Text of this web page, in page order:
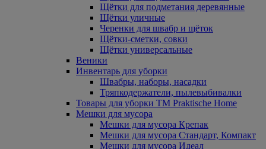
Щётки для подметания деревянные
Щётки уличные
Черенки для швабр и щёток
Щётки-сметки, совки
Щётки универсальные
Веники
Инвентарь для уборки
Швабры, наборы, насадки
Тряпкодержатели, пылевыбивалки
Товары для уборки ТМ Praktische Home
Мешки для мусора
Мешки для мусора Крепак
Мешки для мусора Стандарт, Компакт
Мешки для мусора Идеал